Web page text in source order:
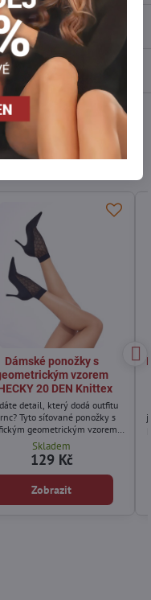
WhatsApp
Dámské ponožky s
vzorem
20 DEN Knittex
detail, který dodá outfitu
Tyto síťované ponožky s
geometrickým vzorem
kombinací elegance, lehkosti a
designu. Průhledná
jemně odhaluje kůži a
působí sebevědomě a stylově.
k teniskám, mokasínám i
Skladem
129 Kč
Zobrazit